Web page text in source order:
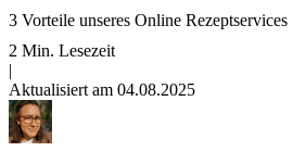
3 Vorteile unseres Online Rezeptservices
2 Min. Lesezeit
|
Aktualisiert am 04.08.2025